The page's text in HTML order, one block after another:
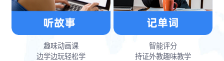
趣味动画课
边学边玩轻松学
智能评分
持证外教趣味教学